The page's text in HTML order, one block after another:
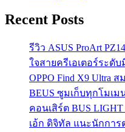
Recent Posts
รีวิว ASUS ProArt
ใจสายครีเอเตอร์ระดั
OPPO Find X9 Ultra
BEUS ซูมเก็บทุกโมเ
คอนเสิร์ต BUS LIGHT
เอ้ก ดิจิทัล แนะนักการต